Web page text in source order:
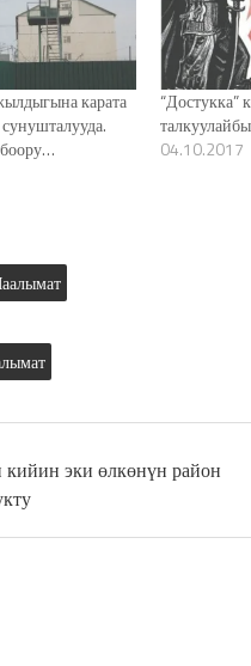
карата
“Достукка”
04.10.2017
эки өлкөнүн район